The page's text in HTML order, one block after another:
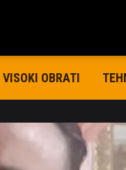
VISOKI OBRATI